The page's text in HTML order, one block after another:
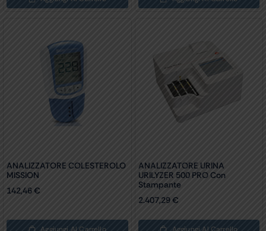
ANALIZZATORE COLESTEROLO
MISSION
142,46 €
ANALIZZATORE URINA
URILYZER 500 PRO Con
Stampante
2.407,29€